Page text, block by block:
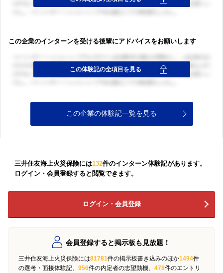
この企業のインターンを受ける後輩にアドバイスをお願いします
この企業の体験記一覧を見る
三井住友海上火災保険には132件のインターン体験記があります。
ログイン・会員登録すると閲覧できます。
ログイン・会員登録
会員登録すると掲示板も見放題！
三井住友海上火災保険には81781件の掲示板書き込みのほか1494件
の選考・面接体験記、 956件の内定者の志望動機、 478件のエントリ